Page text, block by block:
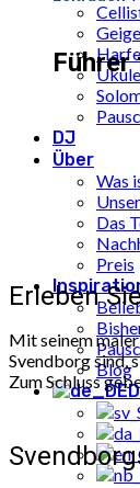
Harfe
DJ
Über
Was
Das
Preis
Blog
Erleben
Mit seinem
Svendborg sind,
Zum Schluss